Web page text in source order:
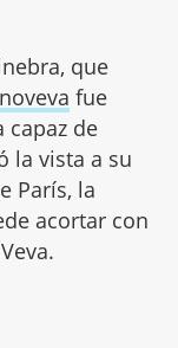
que
fue
capaz de
la vista a su
París, la
acortar con